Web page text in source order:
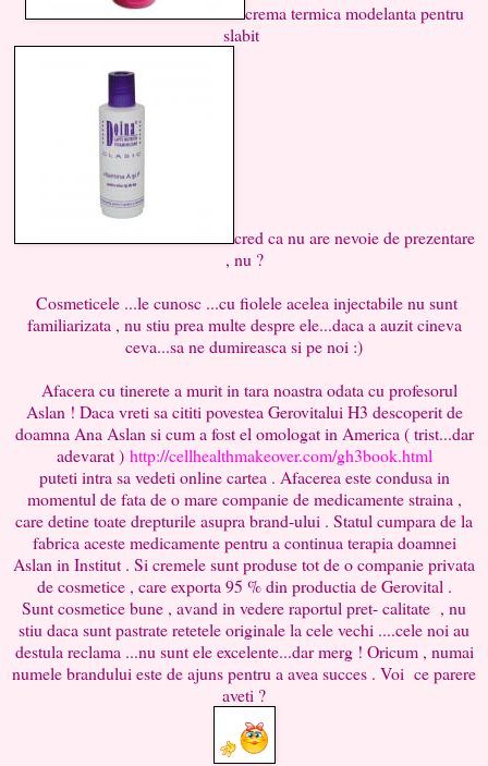
crema termica modelanta pentru
slabit
cred ca nu are nevoie de prezentare
, nu ?
Cosmeticele ...le cunosc ...cu fiolele acelea injectabile nu sunt
familiarizata , nu stiu prea multe despre ele...daca a auzit cineva
ceva...sa ne dumireasca si pe noi :)
Afacera cu tinerete a murit in tara noastra odata cu profesorul
Aslan ! Daca vreti sa cititi povestea Gerovitalui H3 descoperit de
doamna Ana Aslan si cum a fost el omologat in America ( trist...dar
adevarat ) http://cellhealthmakeover.com/gh3book.html
puteti intra sa vedeti online cartea . Afacerea este condusa in
momentul de fata de o mare companie de medicamente straina ,
care detine toate drepturile asupra brand-ului . Statul cumpara de la
fabrica aceste medicamente pentru a continua terapia doamnei
Aslan in Institut . Si cremele sunt produse tot de o companie privata
de cosmetice , care exporta 95 % din productia de Gerovital .
Sunt cosmetice bune , avand in vedere raportul pret- calitate , nu
stiu daca sunt pastrate retetele originale la cele vechi ....cele noi au
destula reclama ...nu sunt ele excelente...dar merg ! Oricum , numai
numele brandului este de ajuns pentru a avea succes . Voi ce parere
aveti ?